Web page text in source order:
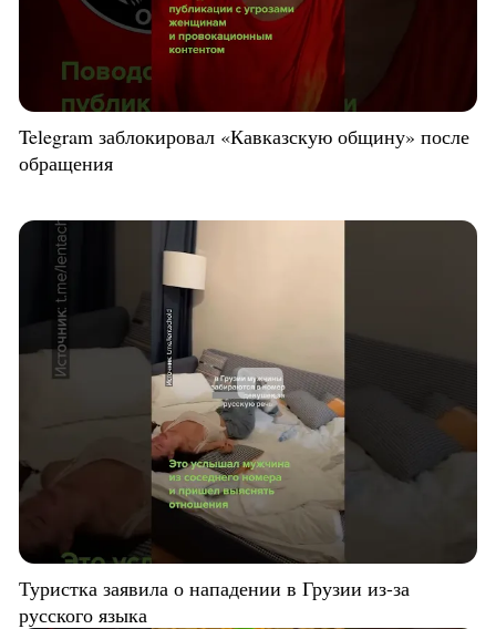
Telegram заблокировал «Кавказскую общину» после
обращения
Туристка заявила о нападении в Грузии из-за
русского языка